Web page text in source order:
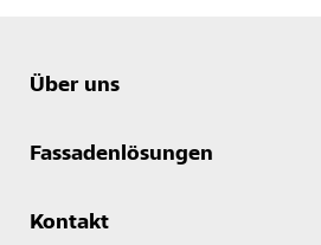
Über uns
Fassadenlösungen
Kontakt